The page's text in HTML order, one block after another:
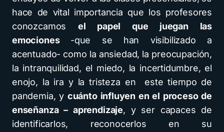
hace de vital importancia que los profesores
conozcamos el papel que juegan las
emociones -que se han visibilizado a
acentuado- como la ansiedad, la preocupación,
la intranquilidad, el miedo, la incertidumbre, el
enojo, la ira y la tristeza en este tiempo de
pandemia, y cuánto influyen en el proceso de
enseñanza – aprendizaje, y ser capaces de
identificarlos, reconocerlos en su